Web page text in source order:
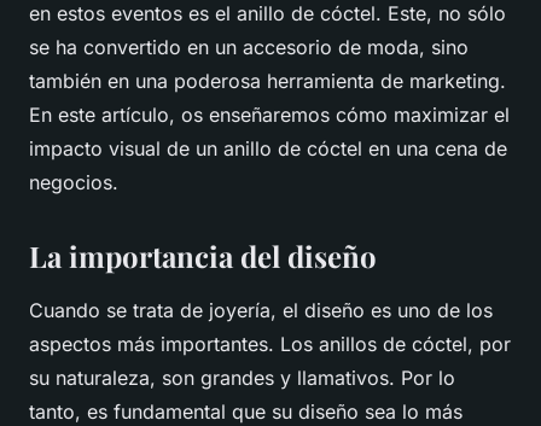
en estos eventos es el anillo de cóctel. Este, no sólo
se ha convertido en un accesorio de moda, sino
también en una poderosa herramienta de marketing.
En este artículo, os enseñaremos cómo maximizar el
impacto visual de un anillo de cóctel en una cena de
negocios.
La importancia del diseño
Cuando se trata de joyería, el diseño es uno de los
aspectos más importantes. Los anillos de cóctel, por
su naturaleza, son grandes y llamativos. Por lo
tanto, es fundamental que su diseño sea lo más